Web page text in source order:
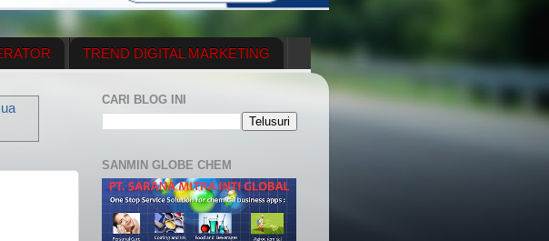
TREND DIGITAL MARKETING
CARI BLOG INI
SANMIN GLOBE CHEM